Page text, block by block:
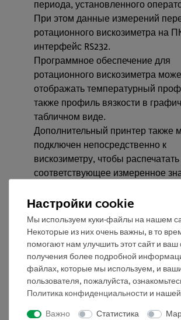
периода, установленного
При этом данные измерений
ротационного вискозиметра на
интерфейс RS232.
Программное обеспечение для
ротационного вискозиметра
отображать температурный
также профиль вязкости в
табличном виде.
Дополнительный принтер также
подключен непосредственно к
вискозиметру, чтобы распечатать
соответствующее измеренное
Преимущества
Вискозиметр может быть
самым разным условиям.
можно выровнять с помощью
по высоте ножек так, чтобы
шпиндель всегда находился
измеряемой среде.
Для этого на головке
Настройки cookie
Мы используем куки-файлы на нашем
Некоторые из них очень важны, в то
помогают нам улучшить этот сайт и ваш
получения более подробной
файлах, которые мы используем, и
пользователя, пожалуйста,
Политика конфиденциальности и нашей
Важно Статистика